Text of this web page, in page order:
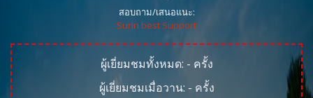
สอบถาม/เสนอแนะ:
Surin best Support
ผู้เยี่ยมชมทั้งหมด: - ครั้ง
ผู้เยี่ยมชมเมื่อวาน: - ครั้ง